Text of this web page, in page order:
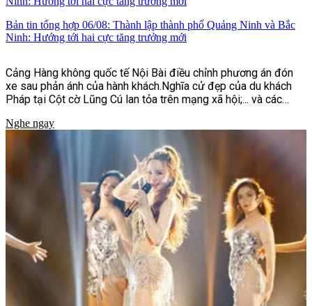
Bản tin tổng hợp 06/08: Thành lập thành phố Quảng Ninh và Bắc
Ninh: Hướng tới hai cực tăng trưởng mới
Cảng Hàng không quốc tế Nội Bài điều chỉnh phương án đón
xe sau phản ánh của hành khách.Nghĩa cử đẹp của du khách
Pháp tại Cột cờ Lũng Cú lan tỏa trên mạng xã hội;... và các
Nghe ngay